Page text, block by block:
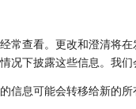
常查看。更改和澄清将
况下披露这些信息。我们
信息可能会转移给新的所